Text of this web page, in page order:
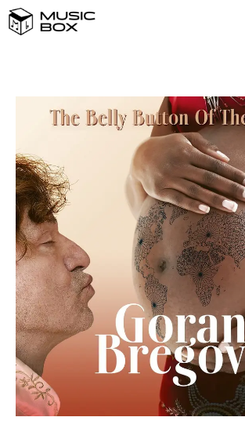
NASLOVNICA
DOMAĆA GLAZBA
STRANA GLAZBA
MUSIC BOX